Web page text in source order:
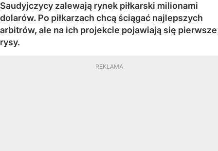
Saudyjczycy zalewają rynek piłkarski milionami
dolarów. Po piłkarzach chcą ściągać najlepszych
arbitrów, ale na ich projekcie pojawiają się pierwsze
rysy.